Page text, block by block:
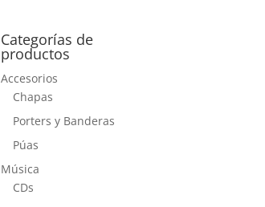
Categorías de
productos
Accesorios
Chapas
Porters y Banderas
Púas
Música
CDs